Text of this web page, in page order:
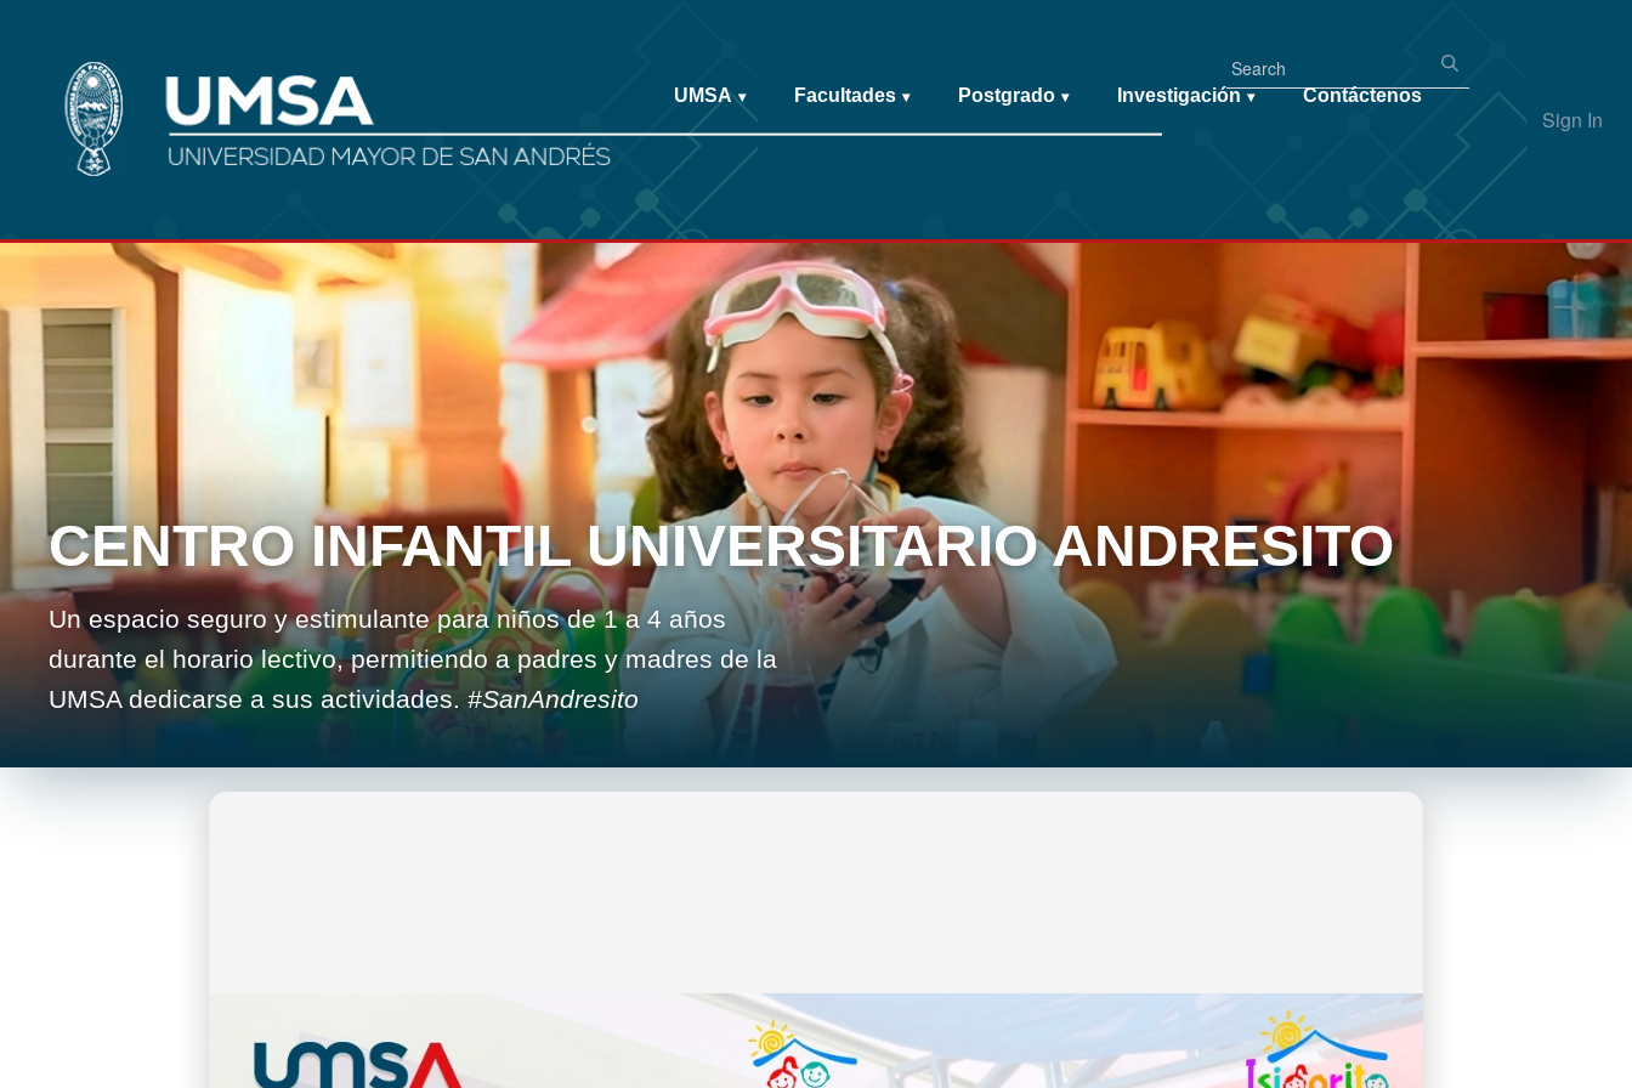
Sign In
UMSA ▾ Facultades ▾ Postgrado ▾ Investigación ▾ Contáctenos
CENTRO INFANTIL UNIVERSITARIO ANDRESITO
Un espacio seguro y estimulante para niños de 1 a 4 años
durante el horario lectivo, permitiendo a padres y madres de la
UMSA dedicarse a sus actividades. #SanAndresito